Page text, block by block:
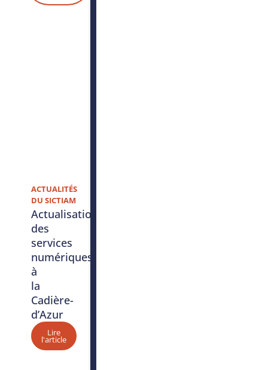
ACTUALITÉS
DU SICTIAM
Actualisation
des
services
numériques
à
la
Cadière-
d’Azur
Lire
l'article